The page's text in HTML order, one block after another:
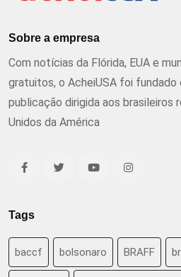
Sobre a empresa
Com notícias da Flórida, EUA e
gratuitos, o AcheiUSA foi fundado
publicação dirigida aos brasileiros
Unidos da América
Tags
baccf bolsonaro BRAFF